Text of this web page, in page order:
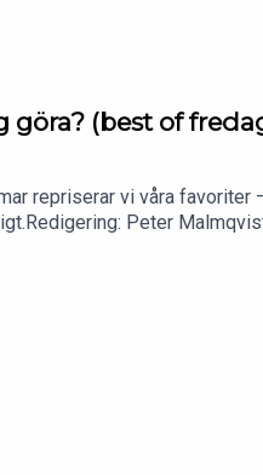
(best of
repriserar vi våra favoriter
Peter